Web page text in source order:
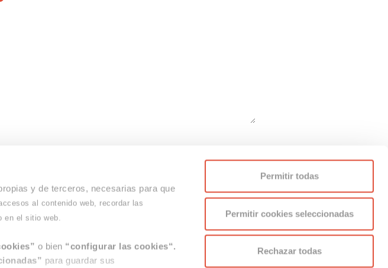
y de terceros, necesarias para que
al contenido web, recordar las
en el sitio web.
o bien “configurar las cookies“.
para guardar sus
Permitir todas
Permitir cookies seleccionadas
Rechazar todas
previstas comunicaciones de datos a terceros, salvo para cumplir con una obligación legal. No se realizan
a:dpo@ciescc.es.
ver nuestra Política de Privacidad.
resuelve la operación y